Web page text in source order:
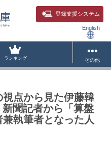
登録支援システム
English
ランキング その他
視点から見た伊藤韓
聞記者から「算盤
執筆者となった人